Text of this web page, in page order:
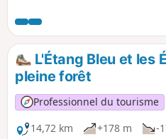
via le Canal de Corre, avant de
jusqu'au Montdoré, d'où l'on a
passons par la belle ville de
Selles, possibilité de se
également déguster une glace
du pont tournant.
L'Étang Bleu et les
pleine forêt
Professionnel du tourisme
14,72 km
+178 m
-